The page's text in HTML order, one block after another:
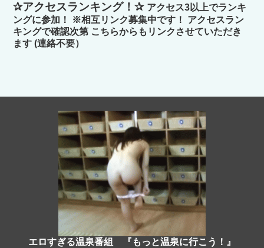
✰アクセスランキング！✰ アクセス3以上でランキ
ングに参加！ ※相互リンク募集中です！ アクセスラン
キングで確認次第 こちらからもリンクさせていただき
ます (連絡不要）
エロすぎる温泉番組 『もっと温泉に行こう！』